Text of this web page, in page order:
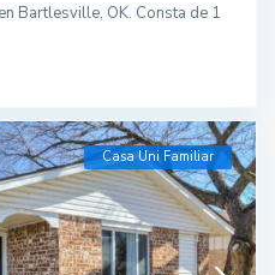
Bartlesville, OK. Consta de 1
Casa Uni Familiar